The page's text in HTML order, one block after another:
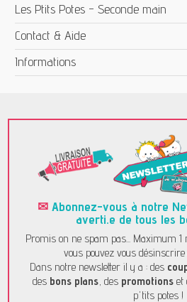
Les Ptits Potes - Seconde main
Contact & Aide
Informations
✉ Abonnez-vous à notre
averti.e de tous les
Promis on ne spam pas... Maximum
vous pouvez vous
Dans notre newsletter il y a : des
des bons plans, des promotions et
p'tits potes !